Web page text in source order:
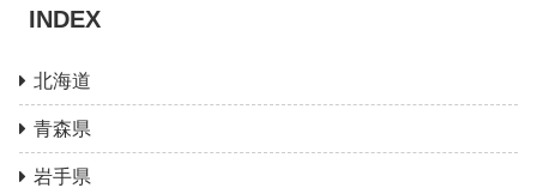
INDEX
北海道
青森県
岩手県